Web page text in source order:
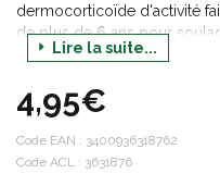
dermocorticoïde d'activité
de plus de 6 ans pour
piqûres d'insectes, aux
Lire la suite...
4,95€
Code EAN : 3400936318762
Code ACL : 3631876